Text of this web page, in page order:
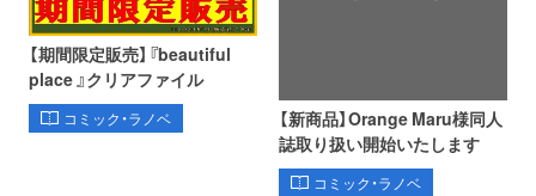
【期間限定販売】『beautiful
place 』クリアファイル
コミック・ラノベ
【新商品】Orange Maru様同人
誌取り扱い開始いたします
コミック・ラノベ